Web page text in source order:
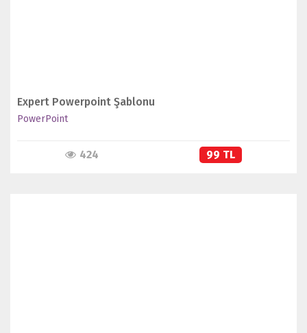
Expert Powerpoint Şablonu
PowerPoint
424 99 TL